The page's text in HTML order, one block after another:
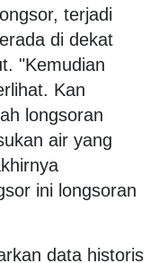
terjadi
di dekat
"Kemudian
Kan
longsoran
air yang
ini longsoran
data historis